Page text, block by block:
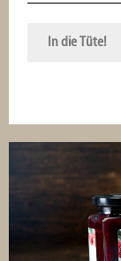
In die Tüte!